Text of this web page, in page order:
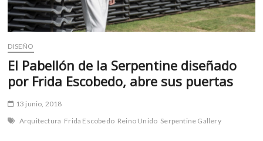
e
r
s
DISEÑO
El Pabellón de la Serpentine diseñado
por Frida Escobedo, abre sus puertas
13 junio, 2018
Arquitectura Frida Escobedo Reino Unido Serpentine Gallery